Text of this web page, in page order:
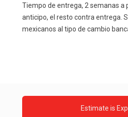
Tiempo de entrega, 2 semanas a
anticipo, el resto contra entrega.
mexicanos al tipo de cambio
Estimate is